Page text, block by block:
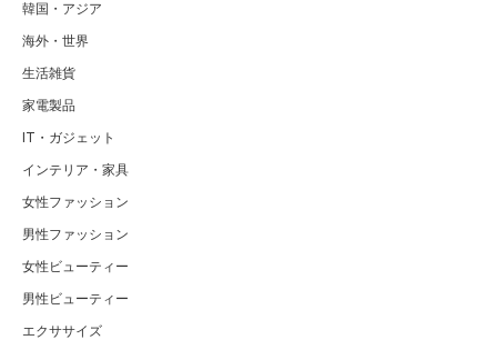
韓国・アジア
海外・世界
生活雑貨
家電製品
IT・ガジェット
インテリア・家具
女性ファッション
男性ファッション
女性ビューティー
男性ビューティー
エクササイズ